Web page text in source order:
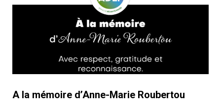
A la mémoire d’Anne-Marie Roubertou